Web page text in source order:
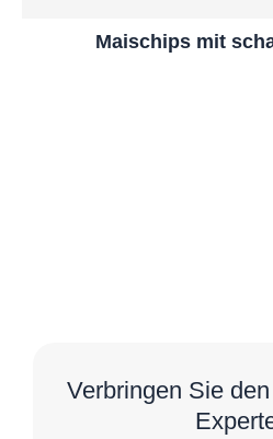
Maischips mit
Verbringen Sie